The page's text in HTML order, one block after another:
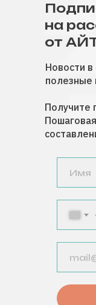
на
от
Новости
полезные
Получите